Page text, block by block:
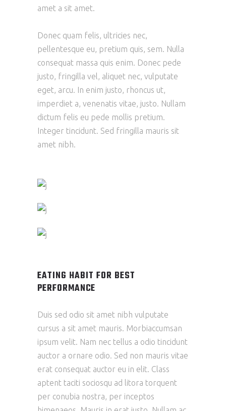
amet a sit amet.
Donec quam felis, ultricies nec,
pellentesque eu, pretium quis, sem. Nulla
consequat massa quis enim. Donec pede
justo, fringilla vel, aliquet nec, vulputate
eget, arcu. In enim justo, rhoncus ut,
imperdiet a, venenatis vitae, justo. Nullam
dictum felis eu pede mollis pretium.
Integer tincidunt. Sed fringilla mauris sit
amet nibh.
EATING HABIT FOR BEST
PERFORMANCE
Duis sed odio sit amet nibh vulputate
cursus a sit amet mauris. Morbiaccumsan
ipsum velit. Nam nec tellus a odio tincidunt
auctor a ornare odio. Sed non mauris vitae
erat consequat auctor eu in elit. Class
aptent taciti sociosqu ad litora torquent
per conubia nostra, per inceptos